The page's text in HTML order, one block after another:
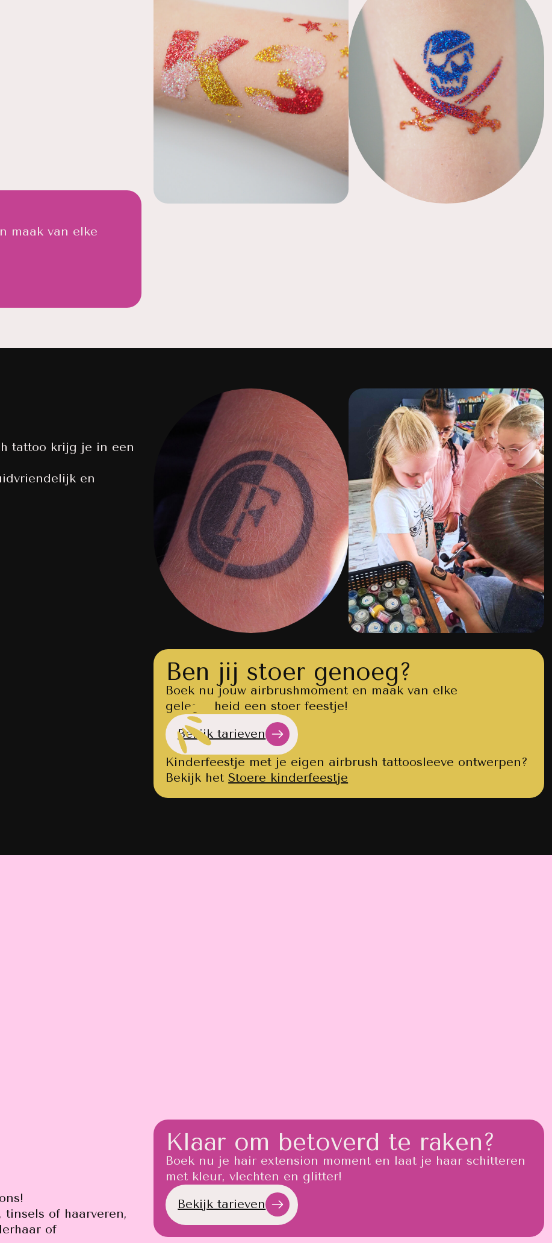
maak van elke
tattoo krijg je in een
en
Ben jij stoer genoeg?
Boek nu jouw airbrushmoment en maak van elke
gelegenheid een stoer feestje!
Bekijk tarieven
Kinderfeestje met je eigen airbrush tattoosleeve ontwerpen?
Bekijk hetStoere kinderfeestje
of haarveren,
of
Klaar om betoverd te raken?
Boek nu je hair extension moment en laat je haar schitteren
met kleur, vlechten en glitter!
Bekijk tarieven